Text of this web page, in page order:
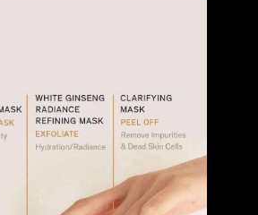
ြီး ကြည်ဝင်းချောမွတ်လာစေမှာ အသေ